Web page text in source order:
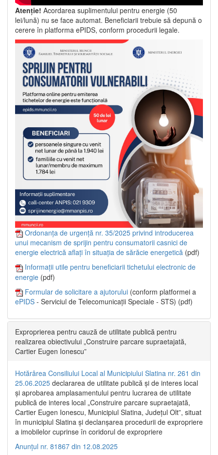
Atenție! Acordarea suplimentului pentru energie (50
lei/lună) nu se face automat. Beneficiarii trebuie să depună o
cerere în platforma ePIDS, conform procedurii legale.
Ordonanța de urgență nr. 35/2025 privind introducerea
unui mecanism de sprijin pentru consumatorii casnici de
energie electrică aflați în situația de sărăcie energetică (pdf)
Informații utile pentru beneficiarii tichetului electronic de
energie (pdf)
Formular de solicitare a ajutorului (conform platformei a
ePIDS - Serviciul de Telecomunicații Speciale - STS) (pdf)
Exproprierea pentru cauză de utilitate publică pentru
realizarea obiectivului „Construire parcare supraetajată,
Cartier Eugen Ionescu”
Hotărârea Consiliului Local al Municipiului Slatina nr. 261 din
25.06.2025 declararea de utilitate publică și de interes local
și aprobarea amplasamentului pentru lucrarea de utilitate
publică de interes local „Construire parcare supraetajată,
Cartier Eugen Ionescu, Municipiul Slatina, Județul Olt”, situat
în municipiul Slatina și declanșarea procedurii de expropriere
a imobilelor cuprinse în coridorul de expropriere
Anunțul nr. 81867 din 12.08.2025